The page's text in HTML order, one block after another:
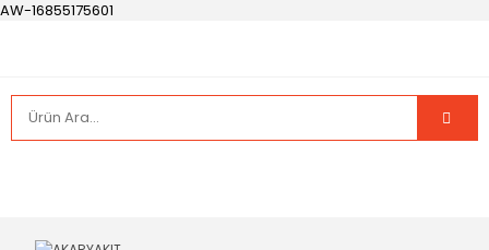
AW-16855175601